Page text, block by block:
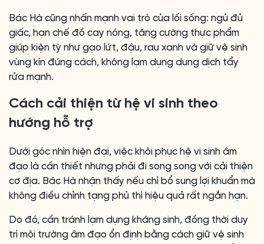
Bác Hà cũng nhấn mạnh vai trò của lối sống: ngủ đủ
giấc, hạn chế đồ cay nóng, tăng cường thực phẩm
giúp kiện tỳ như gạo lứt, đậu, rau xanh và giữ vệ sinh
vùng kín đúng cách, không lạm dụng dung dịch tẩy
rửa mạnh.
Cách cải thiện từ hệ vi sinh theo
hướng hỗ trợ
Dưới góc nhìn hiện đại, việc khôi phục hệ vi sinh âm
đạo là cần thiết nhưng phải đi song song với cải thiện
cơ địa. Bác Hà nhận thấy nếu chỉ bổ sung lợi khuẩn mà
không điều chỉnh tạng phủ thì hiệu quả rất ngắn hạn.
Do đó, cần tránh lạm dụng kháng sinh, đồng thời duy
trì môi trường âm đạo ổn định bằng cách giữ vệ sinh